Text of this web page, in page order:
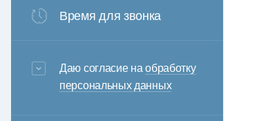
Время для звонка
3+6=
Даю согласие наобработку
персональных данных